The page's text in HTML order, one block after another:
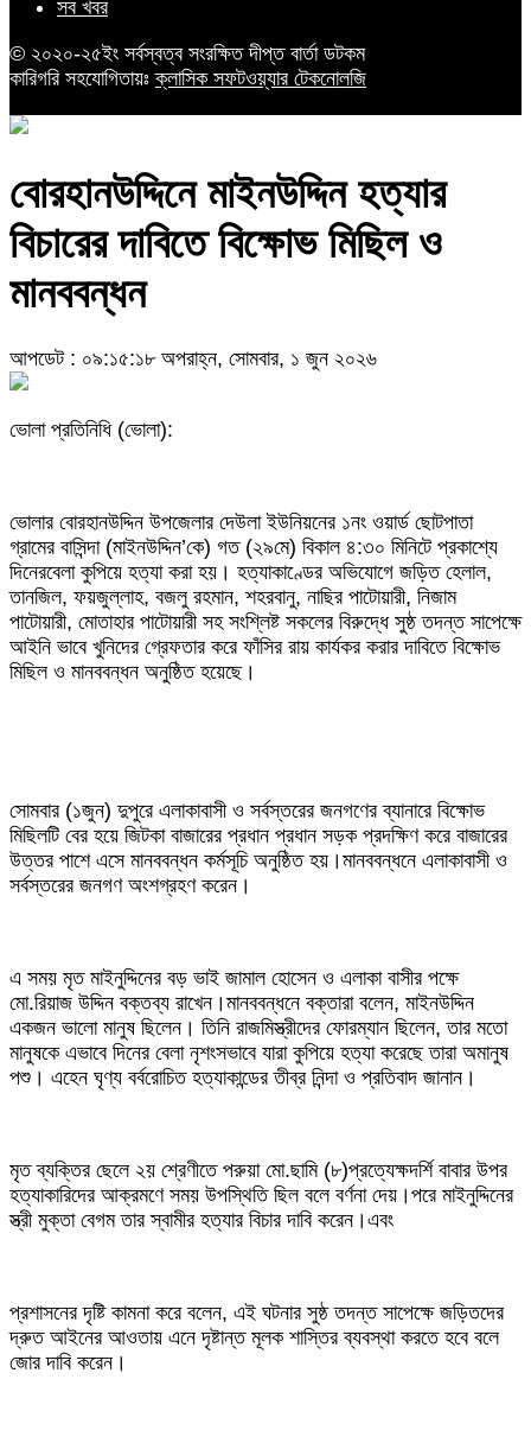
সব খবর
© ২০২০-২৫ইং সর্বস্বত্ব সংরক্ষিত দীপ্ত বার্তা ডটকম
কারিগরি সহযোগিতায়ঃক্লাসিক সফটওয়্যার টেকনোলজি
বোরহানউদ্দিনে মাইনউদ্দিন হত্যার
বিচারের দাবিতে বিক্ষোভ মিছিল ও
মানববন্ধন
আপডেট : ০৯:১৫:১৮ অপরাহ্ন, সোমবার, ১ জুন ২০২৬
ভোলা প্রতিনিধি (ভোলা):
ভোলার বোরহানউদ্দিন উপজেলার দেউলা ইউনিয়নের ১নং ওয়ার্ড ছোটপাতা
গ্রামের বাসিন্দা (মাইনউদ্দিন’কে) গত (২৯মে) বিকাল ৪:৩০ মিনিটে প্রকাশ্যে
দিনেরবেলা কুপিয়ে হত্যা করা হয়। হত্যাকাণ্ডের অভিযোগে জড়িত হেলাল,
তানজিল, ফয়জুল্লাহ, বজলু রহমান, শহরবানু, নাছির পাটোয়ারী, নিজাম
পাটোয়ারী, মোতাহার পাটোয়ারী সহ সংশ্লিষ্ট সকলের বিরুদ্ধে সুষ্ঠ তদন্ত সাপেক্ষে
আইনি ভাবে খুনিদের গ্রেফতার করে ফাঁসির রায় কার্যকর করার দাবিতে বিক্ষোভ
মিছিল ও মানববন্ধন অনুষ্ঠিত হয়েছে।
সোমবার (১জুন) দুপুরে এলাকাবাসী ও সর্বস্তরের জনগণের ব্যানারে বিক্ষোভ
মিছিলটি বের হয়ে জিটকা বাজারের প্রধান প্রধান সড়ক প্রদক্ষিণ করে বাজারের
উত্তর পাশে এসে মানববন্ধন কর্মসূচি অনুষ্ঠিত হয়।মানববন্ধনে এলাকাবাসী ও
সর্বস্তরের জনগণ অংশগ্রহণ করেন।
এ সময় মৃত মাইনুদ্দিনের বড় ভাই জামাল হোসেন ও এলাকা বাসীর পক্ষে
মো.রিয়াজ উদ্দিন বক্তব্য রাখেন।মানববন্ধনে বক্তারা বলেন, মাইনউদ্দিন
একজন ভালো মানুষ ছিলেন। তিনি রাজমিস্ত্রীদের ফোরম্যান ছিলেন, তার মতো
মানুষকে এভাবে দিনের বেলা নৃশংসভাবে যারা কুপিয়ে হত্যা করেছে তারা অমানুষ
পশু। এহেন ঘৃণ্য বর্বরোচিত হত্যাকান্ডের তীব্র নিন্দা ও প্রতিবাদ জানান।
মৃত ব্যক্তির ছেলে ২য় শ্রেণীতে পরুয়া মো.ছামি (৮)প্রত্যেক্ষদর্শি বাবার উপর
হত্যাকারিদের আক্রমণে সময় উপস্থিতি ছিল বলে বর্ণনা দেয়।পরে মাইনুদ্দিনের
স্ত্রী মুক্তা বেগম তার স্বামীর হত্যার বিচার দাবি করেন।এবং
প্রশাসনের দৃষ্টি কামনা করে বলেন, এই ঘটনার সুষ্ঠ তদন্ত সাপেক্ষে জড়িতদের
দ্রুত আইনের আওতায় এনে দৃষ্টান্ত মূলক শাস্তির ব্যবস্থা করতে হবে বলে
জোর দাবি করেন।